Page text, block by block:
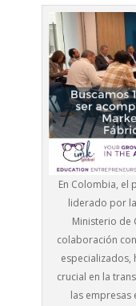
En Colombia, el
liderado por
Ministerio de
colaboración
especializados,
crucial en la
las empresas